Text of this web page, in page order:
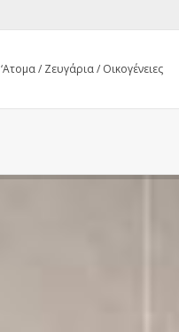
‘Ατομα / Ζευγάρια / Οικογένειες